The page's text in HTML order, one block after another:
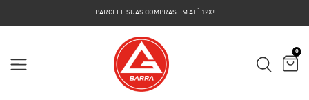
PARCELE SUAS COMPRAS EM ATÉ 12X!
0